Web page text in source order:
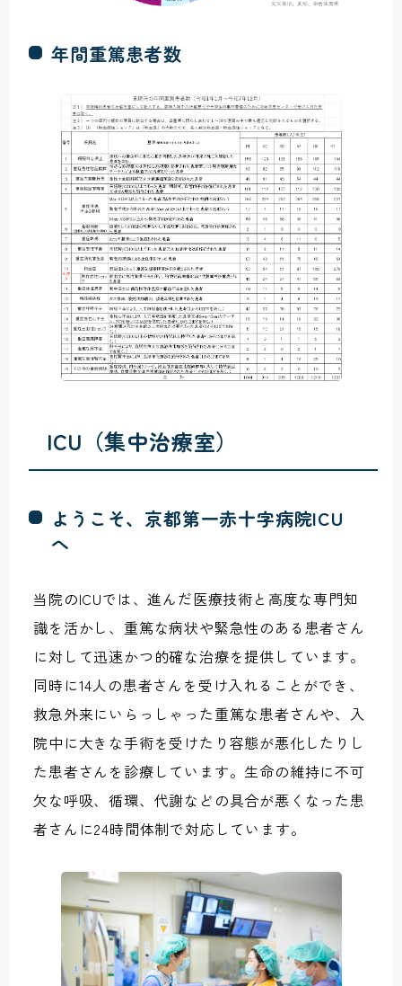
年間重篤患者数
ICU（集中治療室）
ようこそ、京都第一赤十字病院ICU
へ
当院のICUでは、進んだ医療技術と高度な専門知
識を活かし、重篤な病状や緊急性のある患者さん
に対して迅速かつ的確な治療を提供しています。
同時に14人の患者さんを受け入れることができ、
救急外来にいらっしゃった重篤な患者さんや、入
院中に大きな手術を受けたり容態が悪化したりし
た患者さんを診療しています。生命の維持に不可
欠な呼吸、循環、代謝などの具合が悪くなった患
者さんに24時間体制で対応しています。